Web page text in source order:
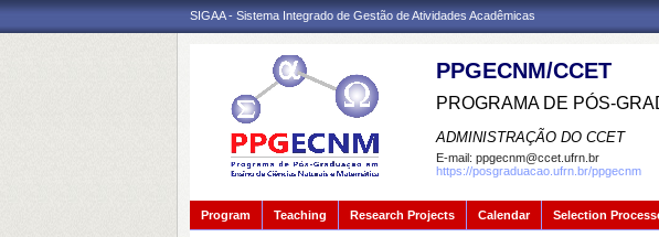
SIGAA - Sistema Integrado de Gestão de Atividades Acadêmicas
PPGECNM/CCET
PROGRAMA DE PÓS-
ADMINISTRAÇÃO DO CCET
E-mail: ppgecnm@ccet.ufrn.br
https://posgraduacao.ufrn.br/ppgecnm
Program Teaching Research Projects Calendar Selection